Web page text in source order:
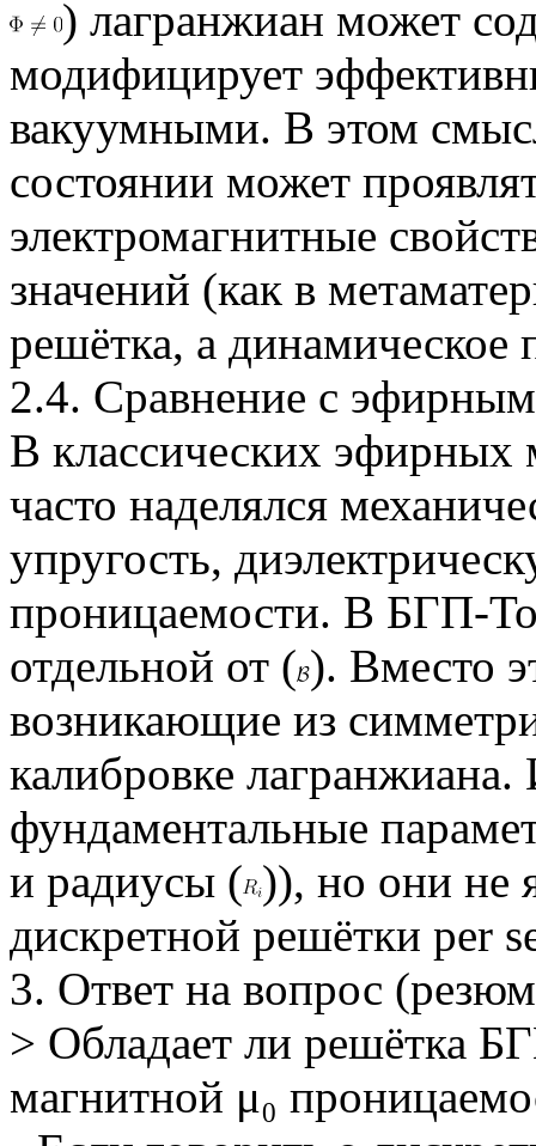
) лагранжиан может
модифицирует
вакуумными. В этом
состоянии может
электромагнитные
значений (как в
решётка, а динамическое
2.4. Сравнение с
В классических эфирных
часто наделялся
упругость,
проницаемости. В БГП-
отдельной от ( ). Вместо
возникающие из
калибровке
фундаментальные
и радиусы ( )), но они не
дискретной решётки per
3. Ответ на вопрос
> Обладает ли решётка
магнитной μ₀